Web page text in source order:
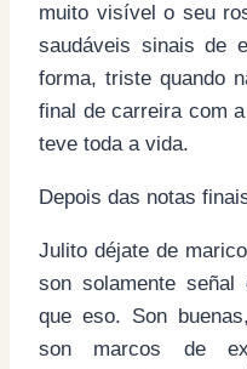
muito visível o seu
saudáveis sinais de
forma, triste quando
final de carreira com
teve toda a vida.
Depois das notas
Julito déjate de
son solamente
que eso. Son
son marcos de